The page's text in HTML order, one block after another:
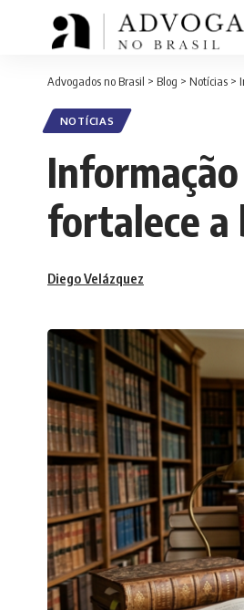
Advogados no Brasil > Blog > Notícias >
NOTÍCIAS
fortalece a
Diego Velázquez